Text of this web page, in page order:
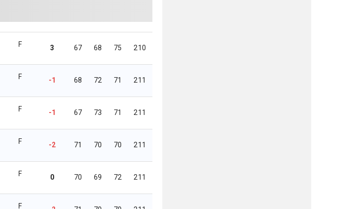
F 3 67 68 75 210
F -1 68 72 71 211
F -1 67 73 71 211
F -2 71 70 70 211
F 0 70 69 72 211
F